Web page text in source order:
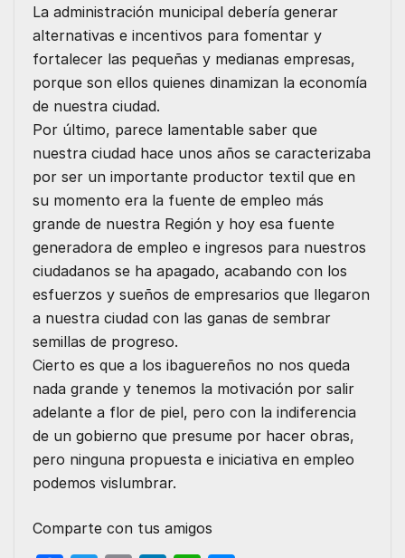
La administración municipal debería generar
alternativas e incentivos para fomentar y
fortalecer las pequeñas y medianas empresas,
porque son ellos quienes dinamizan la economía
de nuestra ciudad.
Por último, parece lamentable saber que
nuestra ciudad hace unos años se caracterizaba
por ser un importante productor textil que en
su momento era la fuente de empleo más
grande de nuestra Región y hoy esa fuente
generadora de empleo e ingresos para nuestros
ciudadanos se ha apagado, acabando con los
esfuerzos y sueños de empresarios que llegaron
a nuestra ciudad con las ganas de sembrar
semillas de progreso.
Cierto es que a los ibaguereños no nos queda
nada grande y tenemos la motivación por salir
adelante a flor de piel, pero con la indiferencia
de un gobierno que presume por hacer obras,
pero ninguna propuesta e iniciativa en empleo
podemos vislumbrar.
Comparte con tus amigos